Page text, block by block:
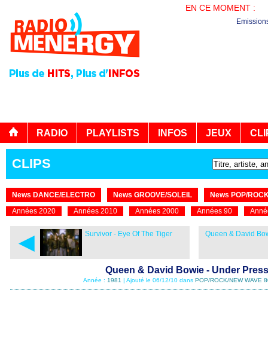
EN CE MOMENT :
RADIO PLAYLISTS INFOS JEUX
CLIPS
News DANCE/ELECTRO News GROOVE/SOLEIL
News POP/
Années 2020
Années 2010 Années 2000 Années 90
◄ Survivor - Eye Of The Tiger Queen & David
Queen & David Bowie - Under
Année : 1981 | Ajouté le 06/12/10 dans POP/ROCK/NEW WAVE